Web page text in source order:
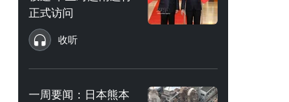
正式访问
收听
一周要闻：日本熊本